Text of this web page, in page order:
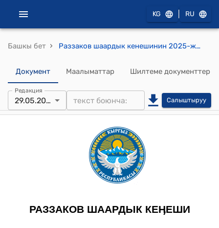
KG RU
Башкы бет › Раззаков шаардык кенешинин 2025-жылдын 29-майындагы №2 "Раззаков шаарынын 2025-жылдын бюджетинин беренелеринде каралаган акча каражаттарын жылдырууга макулдук берүү жөнүндө" токтому
Документ Маалыматтар Шилтеме документтер
Редакция
29.05.2025 Салыштыруу